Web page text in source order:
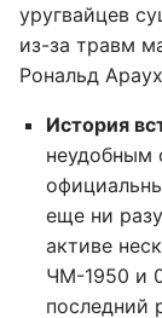
уругвайцев
из-за травм
Рональд
История
неудобным
еще ни
активе
ЧМ-1950 и
последний